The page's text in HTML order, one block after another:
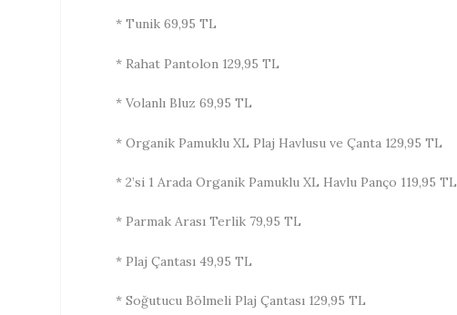
* Tunik 69,95 TL
* Rahat Pantolon 129,95 TL
* Volanlı Bluz 69,95 TL
* Organik Pamuklu XL Plaj Havlusu ve Çanta 129,95 TL
* 2’si 1 Arada Organik Pamuklu XL Havlu Panço 119,95 TL
* Parmak Arası Terlik 79,95 TL
* Plaj Çantası 49,95 TL
* Soğutucu Bölmeli Plaj Çantası 129,95 TL